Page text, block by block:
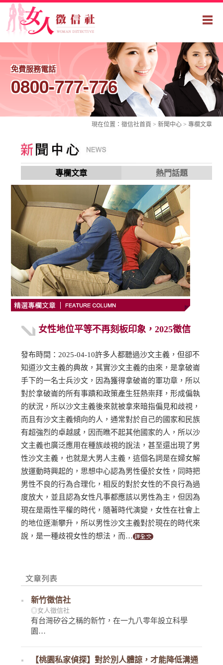
免費服務電話
0800-777-776
現在位置： 徵信社首頁 > 新聞中心 > 專欄文章
專欄文章 熱門話題
女性地位平等不再刻板印象，2025徵信
發布時間：2025-04-10許多人都聽過沙文主義，但卻不
知道沙文主義的典故，其實沙文主義的由來，是拿破崙
手下的一名士兵沙文，因為獲得拿破崙的軍功章，所以
對於拿破崙的所有事蹟和政策產生狂熱崇拜，形成偏執
的狀況，所以沙文主義後來就被拿來暗指偏見和歧視，
而且有沙文主義傾向的人，通常對於自己的國家和民族
有超強烈的卓越感，因而瞧不起其他國家的人，所以沙
文主義也廣泛應用在種族歧視的說法，甚至還出現了男
性沙文主義，也就是大男人主義，這個名詞是在婦女解
放運動時興起的，思想中心認為男性優於女性，同時把
男性不良的行為合理化，相反的對於女性的不良行為過
度放大，並且認為女性凡事都應該以男性為主，但因為
現在是兩性平權的時代，隨著時代演變，女性在社會上
的地位逐漸攀升，所以男性沙文主義對於現在的時代來
說，是一種歧視女性的想法，而…
新竹徵信社
◎女人徵信社
有台灣矽谷之稱的新竹，在一九八零年設立科學
園…
【桃園私家偵探】對於別人體諒，才能降低溝通